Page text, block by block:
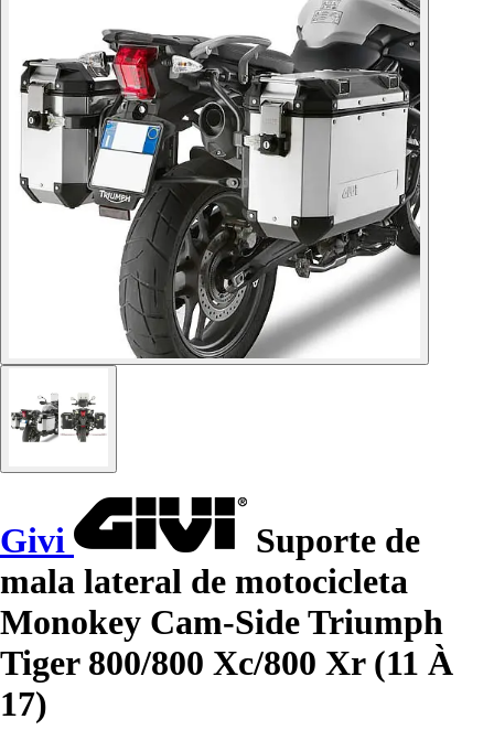
Givi
Suporte de
mala lateral de motocicleta
Monokey Cam-Side Triumph
Tiger 800/800 Xc/800 Xr (11 À
17)